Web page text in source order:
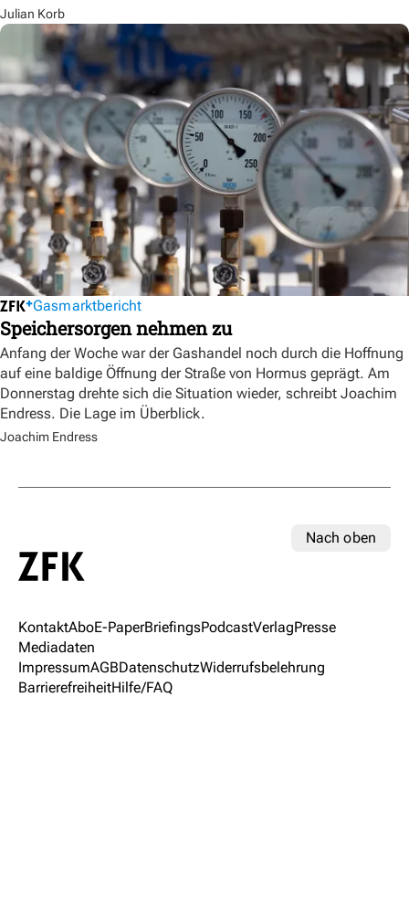
Julian Korb
Gasmarktbericht
Speichersorgen nehmen zu
Anfang der Woche war der Gashandel noch durch die Hoffnung
auf eine baldige Öffnung der Straße von Hormus geprägt. Am
Donnerstag drehte sich die Situation wieder, schreibt Joachim
Endress. Die Lage im Überblick.
Joachim Endress
Nach oben
KontaktAboE-PaperBriefingsPodcastVerlagPresse
Mediadaten
ImpressumAGBDatenschutzWiderrufsbelehrung
BarrierefreiheitHilfe/FAQ